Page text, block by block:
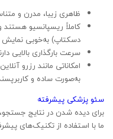
ظاهری زیبا، مدرن و
کاملاً ریسپانسیو هستند
دسکتاپ) به‌خوبی نمایش
سرعت بارگذاری بالایی
امکاناتی مانند رزرو
به‌صورت ساده و
سئو پزشکی پیشرفته
برای دیده شدن در نتایج
ما با استفاده از تکنیک‌های